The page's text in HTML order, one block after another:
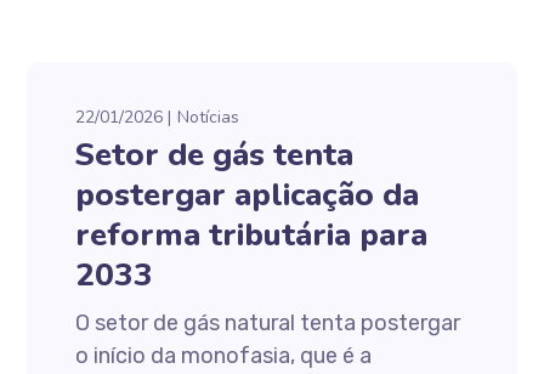
22/01/2026 Notícias
Setor de gás tenta
postergar aplicação da
reforma tributária para
2033
O setor de gás natural tenta postergar
o início da monofasia, que é a